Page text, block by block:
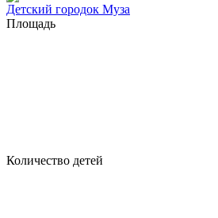
Детский городок Муза
Площадь
Количество детей